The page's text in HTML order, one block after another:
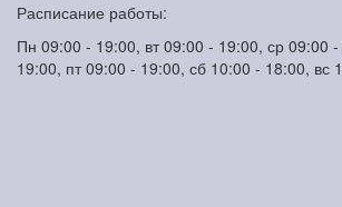
Расписание работы:
Пн 09:00 - 19:00, вт 09:00 - 19:00, ср 09:00
19:00, пт 09:00 - 19:00, сб 10:00 - 18:00, вс